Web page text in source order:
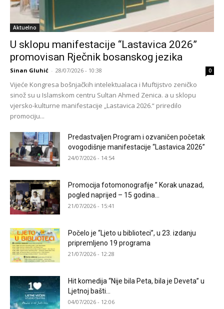
Aktuelno
U sklopu manifestacije “Lastavica 2026”
promovisan Rječnik bosanskog jezika
Sinan Gluhić - 28/07/2026 - 10:38 0
Vijeće Kongresa bošnjačkih intelektualaca i Muftijstvo zeničko
sinož su u Islamskom centru Sultan Ahmed Zenica. a u sklopu
vjersko-kulturne manifestacije „Lastavica 2026.“ priredilo
promociju...
Predastvaljen Program i ozvaničen početak
ovogodišnje manifestacije “Lastavica 2026”
24/07/2026 - 14:54
Promocija fotomonografije ” Korak unazad,
pogled naprijed – 15 godina...
21/07/2026 - 15:41
Počelo je “Ljeto u biblioteci”, u 23. izdanju
pripremljeno 19 programa
21/07/2026 - 12:28
Hit komedija “Nije bila Peta, bila je Deveta” u
Ljetnoj bašti...
04/07/2026 - 12:06